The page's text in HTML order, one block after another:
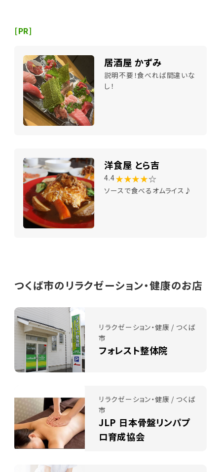
[PR]
居酒屋 かずみ
説明不要！食べれば間違いな
し！
洋食屋 とら吉
4.4★★★★☆
ソースで食べるオムライス♪
つくば市のリラクゼーション・健康のお店
リラクゼーション・健康 / つくば
市
フォレスト整体院
リラクゼーション・健康 / つくば
市
JLP 日本骨盤リンパプ
ロ育成協会